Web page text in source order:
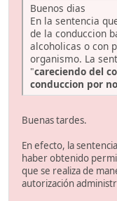
Buenos dias
En la sentencia
de la conduccion
alcoholicas o con
organismo. La
"careciendo del
conduccion por
Buenas tardes.
En efecto, la
haber obtenido
que se realiza de
autorización